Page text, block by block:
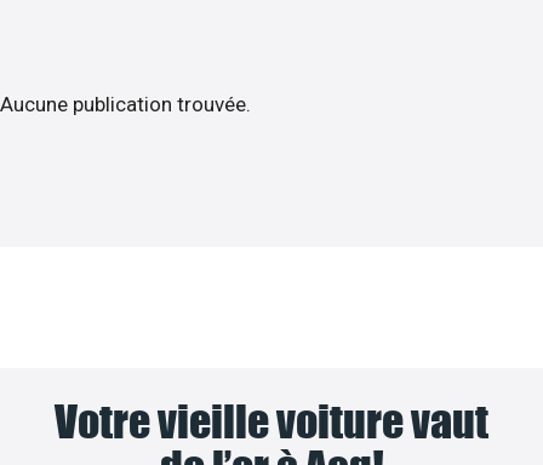
Aucune publication trouvée.
Votre vieille voiture vaut